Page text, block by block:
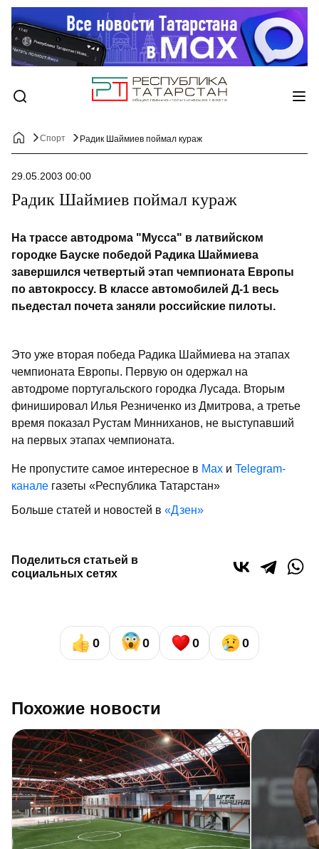
Спорт Радик Шаймиев поймал кураж
29.05.2003 00:00
Радик Шаймиев поймал кураж
На трассе автодрома "Мусса" в латвийском
городке Бауске победой Радика Шаймиева
завершился четвертый этап чемпионата Европы
по автокроссу. В классе автомобилей Д-1 весь
пьедестал почета заняли российские пилоты.
Это уже вторая победа Радика Шаймиева на этапах
чемпионата Европы. Первую он одержал на
автодроме португальского городка Лусада. Вторым
финишировал Илья Резниченко из Дмитрова, а третье
время показал Рустам Минниханов, не выступавший
на первых этапах чемпионата.
Не пропустите самое интересное в Max и Telegram-
канале газеты «Республика Татарстан»
Больше статей и новостей в «Дзен»
Поделиться статьей в
социальных сетях
0 0 0 0
Похожие новости